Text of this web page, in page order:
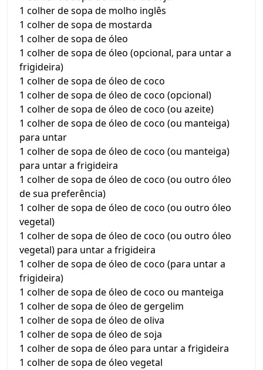
1 colher de sopa de molho inglês
1 colher de sopa de mostarda
1 colher de sopa de óleo
1 colher de sopa de óleo (opcional, para untar a
frigideira)
1 colher de sopa de óleo de coco
1 colher de sopa de óleo de coco (opcional)
1 colher de sopa de óleo de coco (ou azeite)
1 colher de sopa de óleo de coco (ou manteiga)
para untar
1 colher de sopa de óleo de coco (ou manteiga)
para untar a frigideira
1 colher de sopa de óleo de coco (ou outro óleo
de sua preferência)
1 colher de sopa de óleo de coco (ou outro óleo
vegetal)
1 colher de sopa de óleo de coco (ou outro óleo
vegetal) para untar a frigideira
1 colher de sopa de óleo de coco (para untar a
frigideira)
1 colher de sopa de óleo de coco ou manteiga
1 colher de sopa de óleo de gergelim
1 colher de sopa de óleo de oliva
1 colher de sopa de óleo de soja
1 colher de sopa de óleo para untar a frigideira
1 colher de sopa de óleo vegetal